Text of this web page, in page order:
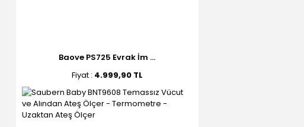
Baove PS725 Evrak İm ...
Fiyat : 4.999,90 TL